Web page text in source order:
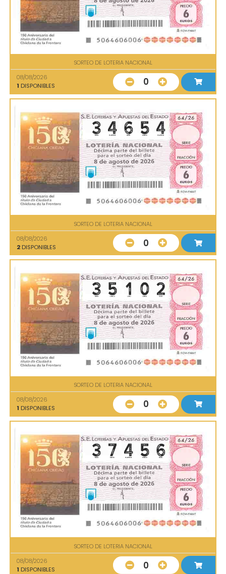
SORTEO DE LOTERIA NACIONAL
08/08/2026
1 DISPONIBLES 0
SORTEO DE LOTERIA NACIONAL
08/08/2026
2 DISPONIBLES 0
SORTEO DE LOTERIA NACIONAL
08/08/2026
1 DISPONIBLES 0
SORTEO DE LOTERIA NACIONAL
08/08/2026
1 DISPONIBLES 0